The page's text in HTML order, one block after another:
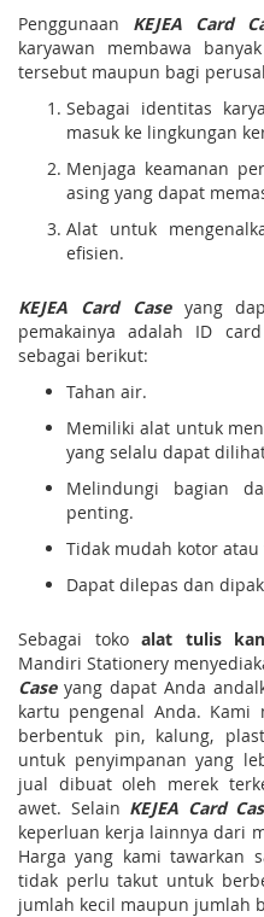
Penggunaan KEJEA Card
karyawan membawa
tersebut maupun bagi
Sebagai identitas
masuk ke lingkungan
Menjaga keamanan
asing yang dapat
Alat untuk
efisien.
KEJEA Card Caseyang
pemakainya adalah ID
sebagai berikut:
Tahan air.
Memiliki alat untuk
yang selalu dapat
Melindungi bagian
penting.
Tidak mudah kotor
Dapat dilepas dan
Sebagai toko alat tulis
Mandiri Stationery
Caseyang dapat Anda
kartu pengenal Anda. Kami
berbentuk pin, kalung,
untuk penyimpanan yang
jual dibuat oleh merek
awet. Selain KEJEA Card
keperluan kerja lainnya dari
Harga yang kami tawarkan
tidak perlu takut untuk
jumlah kecil maupun jumlah